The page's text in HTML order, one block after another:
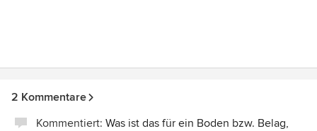
2 Kommentare
Kommentiert: Was ist das für ein Boden bzw. Belag,